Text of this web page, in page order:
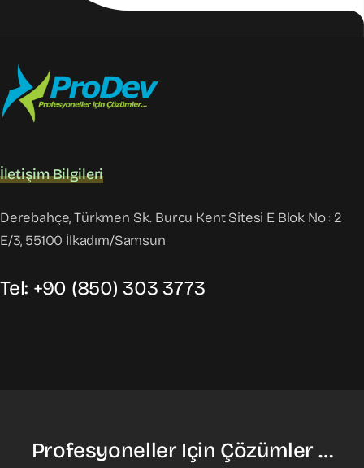
İletişim Bilgileri
Derebahçe, Türkmen Sk. Burcu Kent Sitesi E Blok No : 2
E/3, 55100 İlkadım/Samsun
Tel: +90 (850) 303 3773
Profesyoneller Için Çözümler …